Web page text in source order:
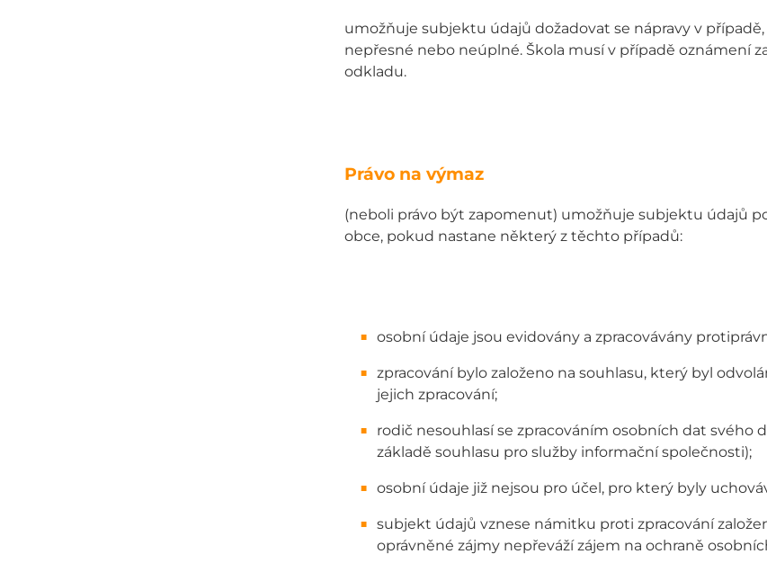
umožňuje subjektu údajů dožadovat se nápravy v
nepřesné nebo neúplné. Škola musí v případě oznámení
odkladu.
Právo na výmaz
(neboli právo být zapomenut) umožňuje subjektu údajů
obce, pokud nastane některý z těchto případů:
osobní údaje jsou evidovány a zpracovávány
zpracování bylo založeno na souhlasu, který byl
jejich zpracování;
rodič nesouhlasí se zpracováním osobních dat svého
základě souhlasu pro služby informační společnosti);
osobní údaje již nejsou pro účel, pro který byly
subjekt údajů vznese námitku proti zpracování
oprávněné zájmy nepřeváží zájem na ochraně